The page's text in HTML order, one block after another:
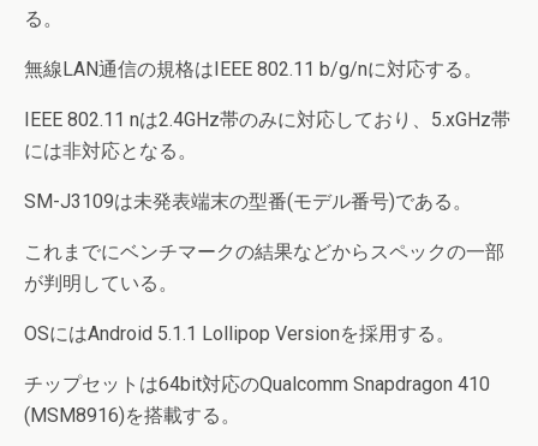
る。
無線LAN通信の規格はIEEE 802.11 b/g/nに対応する。
IEEE 802.11 nは2.4GHz帯のみに対応しており、5.xGHz帯
には非対応となる。
SM-J3109は未発表端末の型番(モデル番号)である。
これまでにベンチマークの結果などからスペックの一部
が判明している。
OSにはAndroid 5.1.1 Lollipop Versionを採用する。
チップセットは64bit対応のQualcomm Snapdragon 410
(MSM8916)を搭載する。